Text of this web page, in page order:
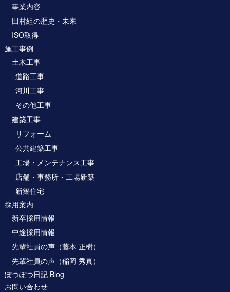
事業内容
田村組の歴史・未来
ISO取得
施工事例
土木工事
道路工事
河川工事
その他工事
建築工事
リフォーム
公共建築工事
工場・メンテナンス工事
店舗・事務所・工場新築
新築住宅
採用案内
新卒採用情報
中途採用情報
先輩社員の声（藤本 正樹）
先輩社員の声（稲岡 秀真）
ぽつぽつ日記 Blog
お問い合わせ